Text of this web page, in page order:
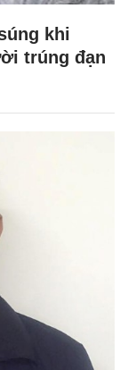
khi
trúng đạn